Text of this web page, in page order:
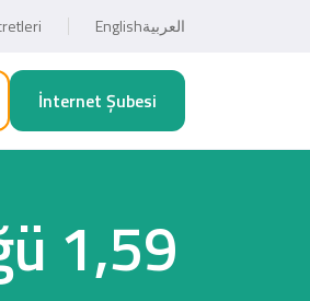
Englishالعربية
İnternet Şubesi
1,59